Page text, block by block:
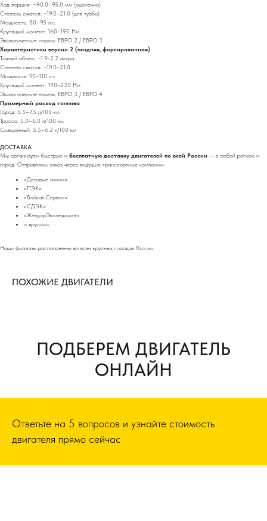
Ход поршня: ~90.0–95.0 мм (оценочно)
Степень сжатия: ~19.0–21.0 (для турбо)
Мощность: 80–95 л.с.
Крутящий момент: 160–190 Нм
Экологические нормы: ЕВРО 2 / ЕВРО 3
Характеристики версии 2 (поздняя, форсированная)
Точный объем: ~1.9–2.2 литра
Степень сжатия: ~19.0–21.0
Мощность: 95–110 л.с.
Крутящий момент: 190–220 Нм
Экологические нормы: ЕВРО 3 / ЕВРО 4
Примерный расход топлива
Город: 6.5–7.5 л/100 км
Трасса: 5.0–6.0 л/100 км
Смешанный: 5.5–6.2 л/100 км
ДОСТАВКА
Мы организуем быструю и бесплатную доставку двигателей по всей России — в любой регион и
город. Отправляем заказ через ведущие транспортные компании:
«Деловые линии»
«ПЭК»
«Байкал Сервис»
«СДЭК»
«ЖелдорЭкспедиция»
и другими.
Наши филиалы расположены во всех крупных городах России.
ПОХОЖИЕ ДВИГАТЕЛИ
ПОДБЕРЕМ ДВИГАТЕЛЬ
ОНЛАЙН
Ответьте на 5 вопросов и узнайте стоимость
двигателя прямо сейчас